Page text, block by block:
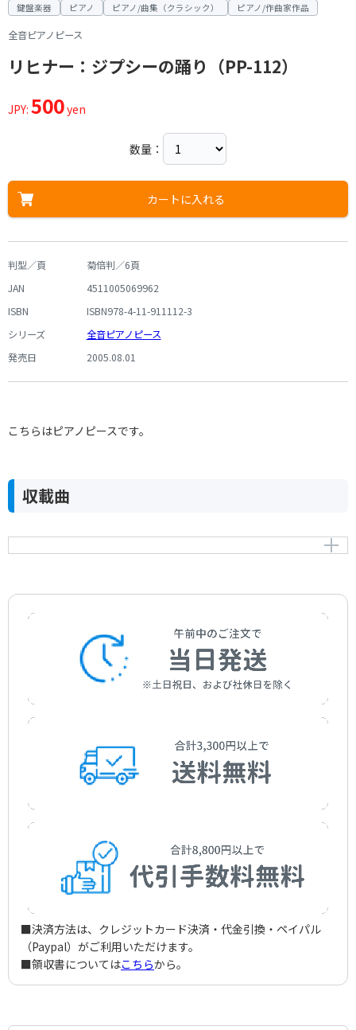
鍵盤楽器 ピアノ ピアノ/曲集（クラシック） ピアノ/作曲家作品
全音ピアノピース
リヒナー：ジプシーの踊り（PP-112）
JPY: 500yen
数量：
カートに入れる
判型／頁
菊倍判／6頁
JAN
4511005069962
ISBN
ISBN978-4-11-911112-3
シリーズ
全音ピアノピース
発売日
2005.08.01
こちらはピアノピースです。
収載曲
ジプシーの踊り
作曲者：リヒナー，ハインリッヒ
■決済方法は、クレジットカード決済・代金引換・ペイパル
（Paypal）がご利用いただけます。
■領収書についてはこちらから。